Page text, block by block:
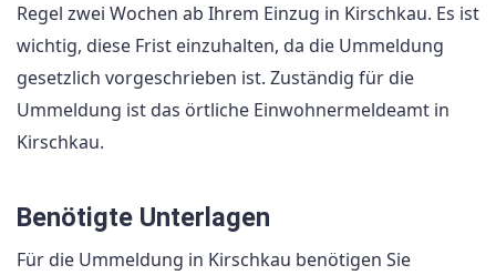
Regel zwei Wochen ab Ihrem Einzug in Kirschkau. Es ist
wichtig, diese Frist einzuhalten, da die Ummeldung
gesetzlich vorgeschrieben ist. Zuständig für die
Ummeldung ist das örtliche Einwohnermeldeamt in
Kirschkau.
Benötigte Unterlagen
Für die Ummeldung in Kirschkau benötigen Sie